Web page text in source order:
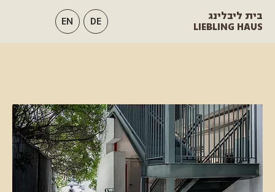
בית ליבלינג
LIEBLING HAUS
EN DE